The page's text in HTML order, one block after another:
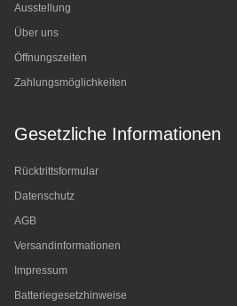
Ausstellung
Über uns
Öffnungszeiten
Zahlungsmöglichkeiten
Gesetzliche Informationen
Rücktrittsformular
Datenschutz
AGB
Versandinformationen
Impressum
Batteriegesetzhinweise